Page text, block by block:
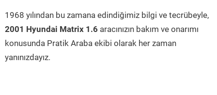
1968 yılından bu zamana edindiğimiz bilgi ve tecrübeyle,
2001 Hyundai Matrix 1.6 aracınızın bakım ve onarımı
konusunda Pratik Araba ekibi olarak her zaman
yanınızdayız.